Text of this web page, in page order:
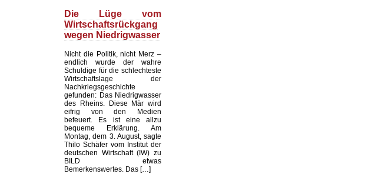
Die Lüge vom
Wirtschaftsrückgang
wegen Niedrigwasser
Nicht die Politik, nicht Merz –
endlich wurde der wahre
Schuldige für die schlechteste
Wirtschaftslage der
Nachkriegsgeschichte
gefunden: Das Niedrigwasser
des Rheins. Diese Mär wird
eifrig von den Medien
befeuert. Es ist eine allzu
bequeme Erklärung. Am
Montag, dem 3. August, sagte
Thilo Schäfer vom Institut der
deutschen Wirtschaft (IW) zu
BILD etwas
Bemerkenswertes. Das […]